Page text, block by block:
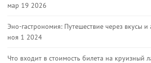
мар 19 2026
Эно-гастрономия: Путешествие через вкусы
ноя 1 2024
Что входит в стоимость билета на круизный